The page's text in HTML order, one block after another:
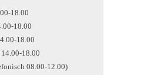
18.00
18.00
18.00
18.00
08.00-12.00)